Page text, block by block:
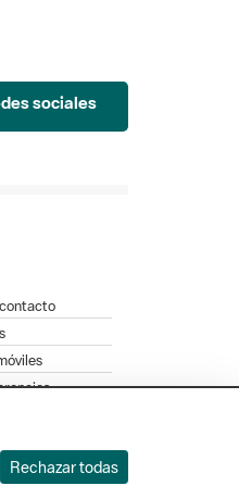
sociales
428
Rechazar todas